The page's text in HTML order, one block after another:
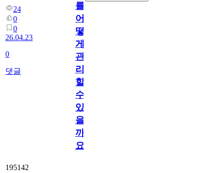
24
0
0
26.04.23
0
댓글
를
어
떻
게
관
리
할
수
있
을
까
요?
195142